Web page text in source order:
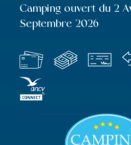
Camping ouvert du 2
Septembre 2026